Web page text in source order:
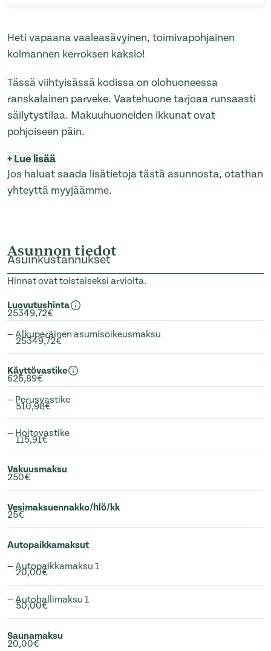
Heti vapaana vaaleasävyinen, toimivapohjainen
kolmannen kerroksen kaksio!
Tässä viihtyisässä kodissa on olohuoneessa
ranskalainen parveke. Vaatehuone tarjoaa runsaasti
säilytystilaa. Makuuhuoneiden ikkunat ovat
pohjoiseen päin.
+Lue lisää
Jos haluat saada lisätietoja tästä asunnosta, otathan
yhteyttä myyjäämme.
Asunnon tiedot
Asuinkustannukset
Hinnat ovat toistaiseksi arvioita.
Luovutushinta
25349,72€
— Alkuperäinen asumisoikeusmaksu
25349,72€
Käyttövastike
626,89€
— Perusvastike
510,98€
— Hoitovastike
115,91€
Vakuusmaksu
250€
Vesimaksuennakko/hlö/kk
25€
Autopaikkamaksut
— Autopaikkamaksu 1
20,00€
— Autohallimaksu 1
50,00€
Saunamaksu
20,00€